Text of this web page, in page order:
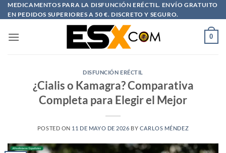
Saltar
al
MEDICAMENTOS PARA LA DISFUNCIÓN ERÉCTIL. ENVÍO GRATUITO
EN PEDIDOS SUPERIORES A 50 €. DISCRETO Y SEGURO.
0
DISFUNCIÓN ERÉCTIL
¿Cialis o Kamagra? Comparativa
Completa para Elegir el Mejor
POSTED ON 11 DE MAYO DE 2026 BY CARLOS MÉNDEZ